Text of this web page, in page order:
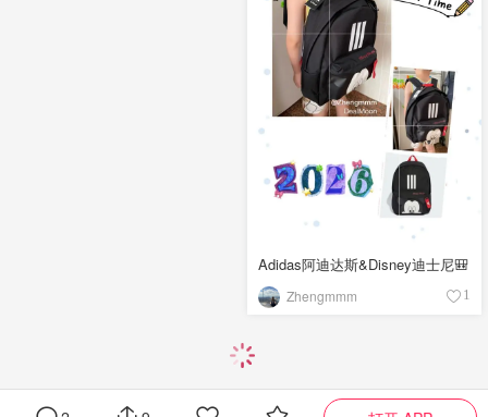
Adidas阿迪达斯&Disney迪士尼🎒
Zhengmmm 1